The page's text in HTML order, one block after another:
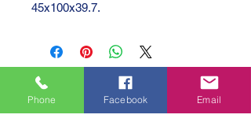
45x100x39.7.
Phone Facebook Email